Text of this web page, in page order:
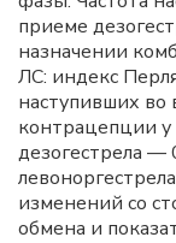
приеме
назначении
ЛС: индекс
наступивших
контрацепции
дезогестрела —
изменений со
обмена и